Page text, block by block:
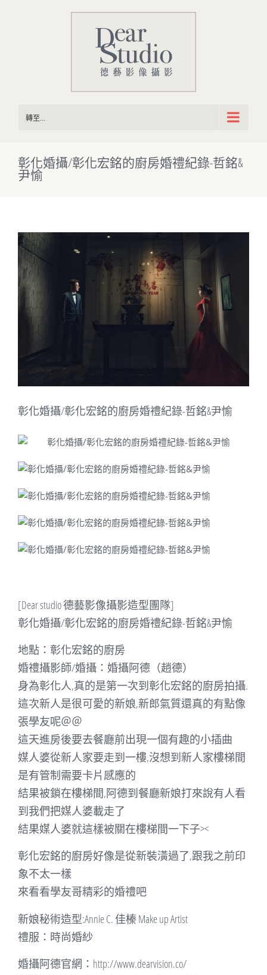
轉至...
彰化婚攝/彰化宏銘的廚房婚禮紀錄-哲銘&
尹愉
View
Larger
Image
彰化婚攝/彰化宏銘的廚房婚禮紀錄-哲銘&尹愉
[Dear studio 德藝影像攝影造型團隊]
彰化婚攝/彰化宏銘的廚房婚禮紀錄-哲銘&尹愉
地點：彰化宏銘的廚房
婚禮攝影師/婚攝：婚攝阿德（趙德）
身為彰化人,真的是第一次到彰化宏銘的廚房拍攝.
這次新人是很可愛的新娘,新郎氣質還真的有點像
張學友呢＠＠
這天進房後要去餐廳前出現一個有趣的小插曲
媒人婆從新人家要走到一樓,沒想到新人家樓梯間
是有管制需要卡片感應的
結果被鎖在樓梯間,阿德到餐廳新娘打來說有人看
到我們把媒人婆載走了
結果媒人婆就這樣被關在樓梯間一下子><
彰化宏銘的廚房好像是從新裝潢過了,跟我之前印
象不太一樣
來看看學友哥精彩的婚禮吧
新娘秘術造型:Annie C. 佳榛 Make up Artist
禮服：時尚婚紗
婚攝阿德官網：http://www.dearvision.co/